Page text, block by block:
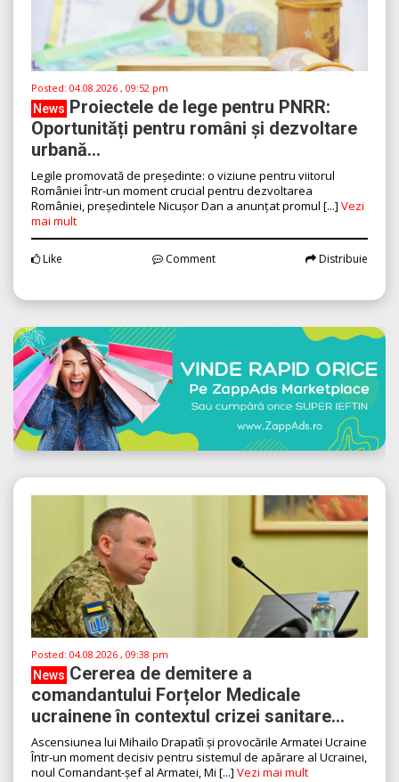
Posted: 04.08.2026 , 09:52 pm
News Proiectele de lege pentru PNRR:
Oportunități pentru români și dezvoltare
urbană...
Legile promovată de președinte: o viziune pentru viitorul
României Într-un moment crucial pentru dezvoltarea
României, președintele Nicușor Dan a anunțat promul [...] Vezi
mai mult
Like Comment Distribuie
Posted: 04.08.2026 , 09:38 pm
News Cererea de demitere a
comandantului Forțelor Medicale
ucrainene în contextul crizei sanitare...
Ascensiunea lui Mihailo Drapatîi și provocările Armatei Ucraine
Într-un moment decisiv pentru sistemul de apărare al Ucrainei,
noul Comandant-șef al Armatei, Mi [...] Vezi mai mult